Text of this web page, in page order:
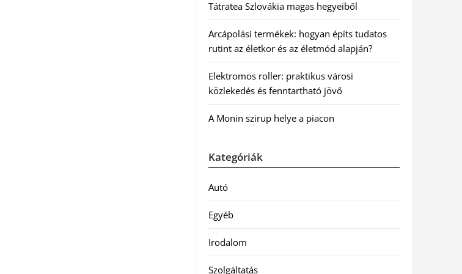
Tátratea Szlovákia magas hegyeiből
Arcápolási termékek: hogyan építs tudatos
rutint az életkor és az életmód alapján?
Elektromos roller: praktikus városi
közlekedés és fenntartható jövő
A Monin szirup helye a piacon
Kategóriák
Autó
Egyéb
Irodalom
Szolgáltatás